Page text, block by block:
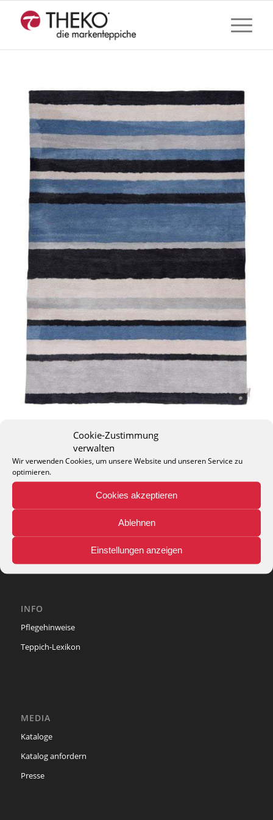
Cookie-Zustimmung
verwalten
Wir verwenden Cookies, um unsere Website und unseren Service zu
optimieren.
Cookies akzeptieren
Ablehnen
Einstellungen anzeigen
phone: + 49 (2327) 3083 - 20
INFO
Pflegehinweise
Teppich-Lexikon
MEDIA
Kataloge
Katalog anfordern
Presse